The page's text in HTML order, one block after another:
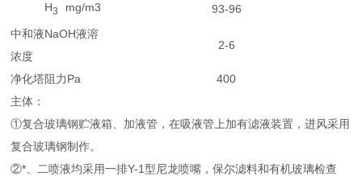
H3 mg/m3
93-96
中和液NaOH液溶
浓度
2-6
净化塔阻力Pa
400
主体：
①复合玻璃钢贮液箱、加液管，在吸液管上加有滤液装置，进风采用
复合玻璃钢制作。
②*、二喷液均采用一排Y-1型尼龙喷嘴，保尔滤料和有机玻璃检查